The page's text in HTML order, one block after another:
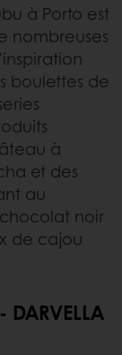
à Porto est
nombreuses
boulettes de
à
et des
au
noir
de cajou
DARVELLA